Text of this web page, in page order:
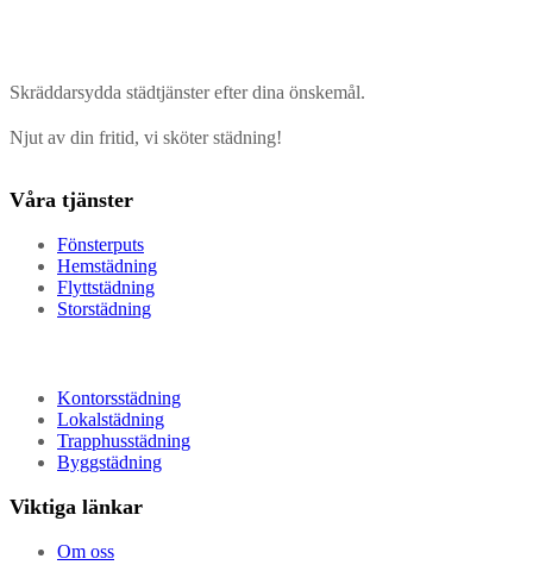
Skräddarsydda städtjänster efter dina önskemål.
Njut av din fritid, vi sköter städning!
Våra tjänster
Fönsterputs
Hemstädning
Flyttstädning
Storstädning
Kontorsstädning
Lokalstädning
Trapphusstädning
Byggstädning
Viktiga länkar
Om oss